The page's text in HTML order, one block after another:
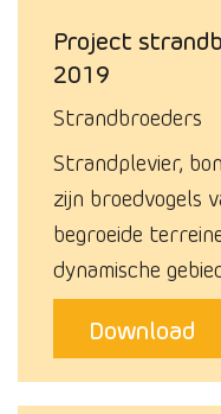
Project
2019
Strandbroeders
Strandplevier,
zijn broedvogels
begroeide
dynamische
Download